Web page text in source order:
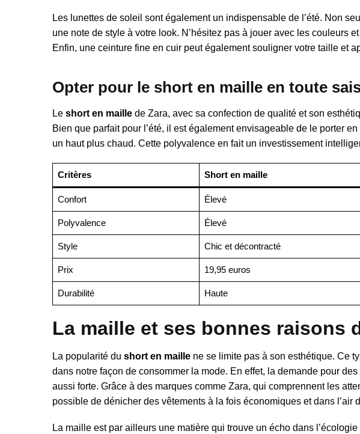
Les lunettes de soleil sont également un indispensable de l’été. Non
une note de style à votre look. N’hésitez pas à jouer avec les couleurs
Enfin, une ceinture fine en cuir peut également souligner votre taille et
Opter pour le short en maille en toute
Le short en maille de Zara, avec sa confection de qualité et son
Bien que parfait pour l’été, il est également envisageable de le porter
un haut plus chaud. Cette polyvalence en fait un investissement
Critères Short en maille
Confort Élevé
Polyvalence Élevé
Style Chic et décontracté
Prix 19,95 euros
Durabilité Haute
La maille et ses bonnes raisons
La popularité du short en maille ne se limite pas à son esthétique. Ce
dans notre façon de consommer la mode. En effet, la demande pour
aussi forte. Grâce à des marques comme Zara, qui comprennent les
possible de dénicher des vêtements à la fois économiques et dans l’air
La maille est par ailleurs une matière qui trouve un écho dans